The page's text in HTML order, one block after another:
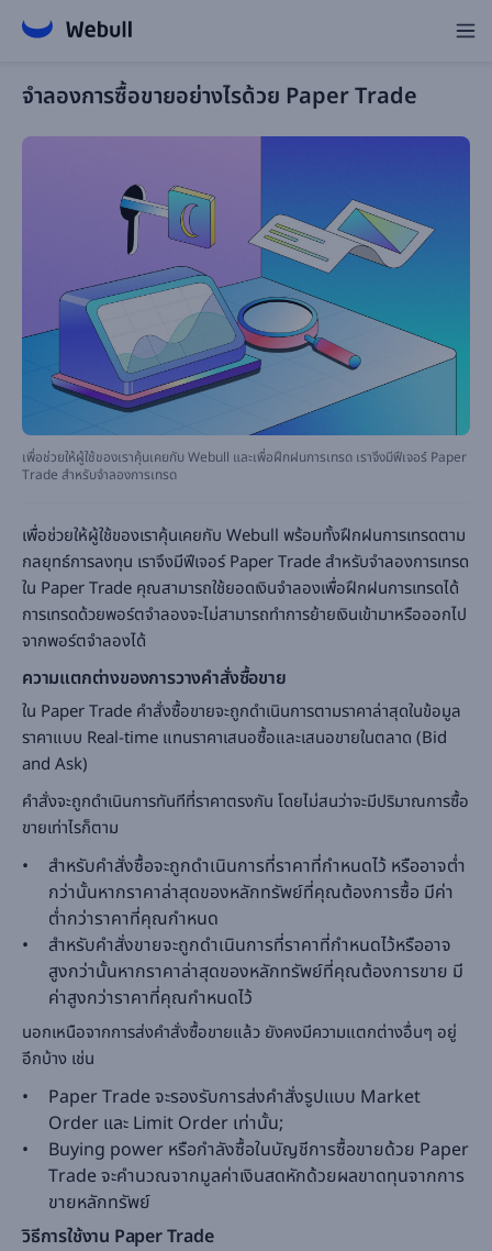
จำลองการซื้อขายอย่างไรด้วย Paper Trade
เพื่อช่วยให้ผู้ใช้ของเราคุ้นเคยกับ Webull และเพื่อฝึกฝนการเทรด เราจึงมีฟีเจอร์ Paper
Trade สำหรับจำลองการเทรด
เพื่อช่วยให้ผู้ใช้ของเราคุ้นเคยกับ Webull พร้อมทั้งฝึกฝนการเทรดตาม
กลยุทธ์การลงทุน เราจึงมีฟีเจอร์ Paper Trade สำหรับจำลองการเทรด
ใน Paper Trade คุณสามารถใช้ยอดเงินจำลองเพื่อฝึกฝนการเทรดได้
การเทรดด้วยพอร์ตจำลองจะไม่สามารถทำการย้ายเงินเข้ามาหรือออกไป
จากพอร์ตจำลองได้
ความแตกต่างของการวางคำสั่งซื้อขาย
ใน Paper Trade คำสั่งซื้อขายจะถูกดำเนินการตามราคาล่าสุดในข้อมูล
ราคาแบบ Real-time แทนราคาเสนอซื้อและเสนอขายในตลาด (Bid
and Ask)
คำสั่งจะถูกดำเนินการทันทีที่ราคาตรงกัน โดยไม่สนว่าจะมีปริมาณการซื้อ
ขายเท่าไรก็ตาม
สำหรับคำสั่งซื้อจะถูกดำเนินการที่ราคาที่กำหนดไว้ หรืออาจต่ำ
กว่านั้นหากราคาล่าสุดของหลักทรัพย์ที่คุณต้องการซื้อ มีค่า
ต่ำกว่าราคาที่คุณกำหนด
สำหรับคำสั่งขายจะถูกดำเนินการที่ราคาที่กำหนดไว้หรืออาจ
สูงกว่านั้นหากราคาล่าสุดของหลักทรัพย์ที่คุณต้องการขาย มี
ค่าสูงกว่าราคาที่คุณกำหนดไว้
นอกเหนือจากการส่งคำสั่งซื้อขายแล้ว ยังคงมีความแตกต่างอื่นๆ อยู่
อีกบ้าง เช่น
Paper Trade จะรองรับการส่งคำสั่งรูปแบบ Market
Order และ Limit Order เท่านั้น;
Buying power หรือกำลังซื้อในบัญชีการซื้อขายด้วย Paper
Trade จะคำนวณจากมูลค่าเงินสดหักด้วยผลขาดทุนจากการ
ขายหลักทรัพย์
วิธีการใช้งาน Paper Trade